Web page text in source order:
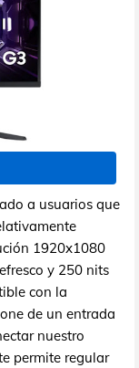
a usuarios que
1920x1080
y 250 nits
con la
de un entrada
nuestro
permite regular